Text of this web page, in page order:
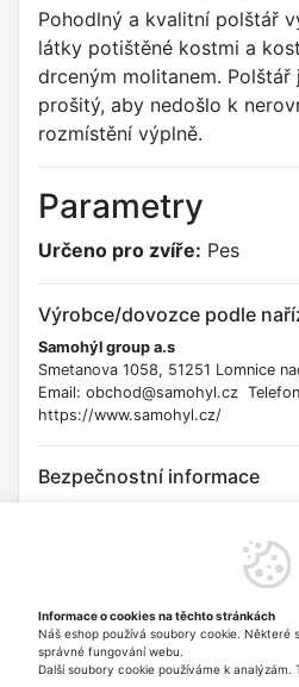
Pohodlný a kvalitní polštář
látky potištěné kostmi a
drceným molitanem.
prošitý, aby nedošlo k
rozmístění výplně.
Parametry
Určeno pro zvíře: Pes
Výrobce/dovozce podle
Samohýl group a.s
Smetanova 1058, 51251 Lomnice
Email: obchod@samohyl.cz
https://www.samohyl.cz/
Bezpečnostní informace
hrozí riziko vznícení. Pravidelně
nedochází k uvolňování
malé děti při požití. Věkové
omezení. Doporučuje se dohled u
okusování a požívání materiálu.
Informace o cookies na těchto stránkách
Náš eshop používá soubory cookie. Některé
správné fungování webu.
Další soubory cookie používáme k